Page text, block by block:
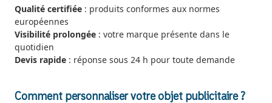
Qualité certifiée : produits conformes aux normes
européennes
Visibilité prolongée : votre marque présente dans le
quotidien
Devis rapide : réponse sous 24 h pour toute demande
Comment personnaliser votre objet publicitaire ?